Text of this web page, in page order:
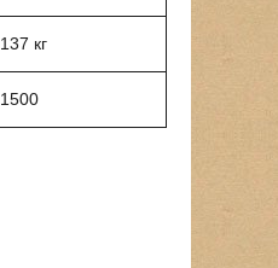
137 кг
1500